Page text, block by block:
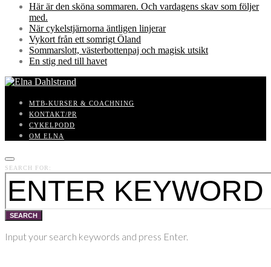
Här är den sköna sommaren. Och vardagens skav som följer
med.
När cykelstjärnorna äntligen linjerar
Vykort från ett somrigt Öland
Sommarslott, västerbottenpaj och magisk utsikt
En stig ned till havet
MTB-KURSER & COACHNING
KONTAKT/PR
CYKELPODD
OM ELNA
SEARCH FOR:
SEARCH
Input your search keywords and press Enter.